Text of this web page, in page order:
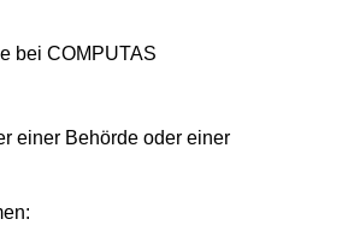
bei COMPUTAS
einer Behörde oder einer